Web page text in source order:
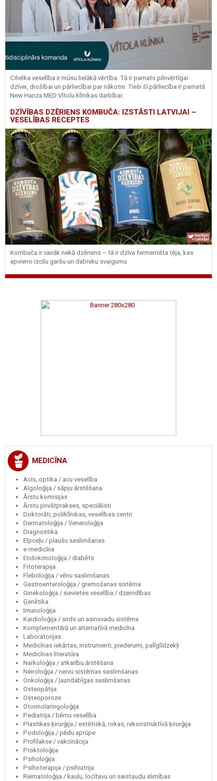
Cilvēka veselība ir mūsu lielākā vērtība. Tā ir pamats pilnvērtīgai
dzīvei, drošībai un pārliecībai par nākotni. Tieši šī pārliecība ir pamatā
New Hanza MED Vītolu klīnikas darbībai.
DZĪVĪBAS DZĒRIENS KOMBUČA: IZSTĀSTI LATVIJAI –
VESELĪBAS RECEPTES
Kombuča ir vairāk nekā dzēriens – tā ir dzīva fermentēta tēja, kas
apvieno izcilu garšu un dabisku svaigumu.
MEDICĪNA
Acis, optika / acu veselība
Algoloģija / sāpju ārstēšana
Ārstu komisijas
Ārstu privātprakses, speciālisti
Doktorāti, poliklīnikas, veselības centri
Dermatoloģija / Veneroloģija
Diagnostika
Elpceļu / plaušu saslimšanas
e-medicīna
Endokrinoloģija / diabēts
Fitoterapija
Fleboloģija / vēnu saslimšanas
Gastroenteroloģija / gremošanas sistēma
Ginekoloģija / sievietes veselība / dzemdības
Ģenētika
Imunoloģija
Kardioloģija / sirds un asinsvadu sistēma
Komplementārā un alternatīvā medicīna
Laboratorijas
Medicīnas iekārtas, instrumenti, piederumi, palīglīdzekļi
Medicīnas literatūra
Narkoloģija / atkarību ārstēšana
Neiroloģija / nervu sistēmas saslimšanas
Onkoloģija / ļaundabīgas saslimšanas
Osteopātija
Osteoporoze
Otorinolaringoloģija
Pediatrija / bērnu veselība
Plastikas ķirurģija / estētiskā, rokas, rekonstruktīvā ķirurģija
Podoloģija / pēdu aprūpe
Profilakse / vakcinācija
Proktoloģija
Psiholoģija
Psihoterapija / psihiatrija
Reimatoloģija / kaulu, locītavu un saistaudu slimības